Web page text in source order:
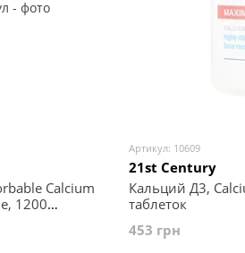
Calcium
1200
Артикул: 10609
21st Century
Кальций Д3,
таблеток
453 грн